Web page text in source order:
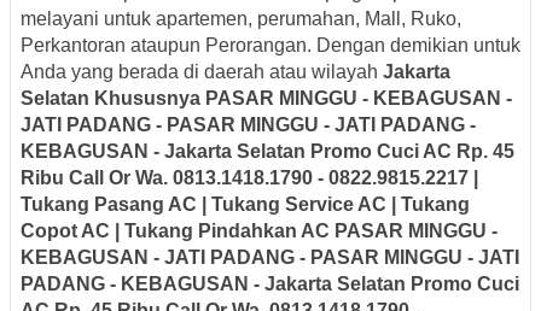
melayani untuk apartemen, perumahan, Mall, Ruko,
Perkantoran ataupun Perorangan. Dengan demikian untuk
Anda yang berada di daerah atau wilayah Jakarta
Selatan Khususnya PASAR MINGGU - KEBAGUSAN -
JATI PADANG - PASAR MINGGU - JATI PADANG -
KEBAGUSAN - Jakarta Selatan Promo Cuci AC Rp. 45
Ribu Call Or Wa. 0813.1418.1790 - 0822.9815.2217 |
Tukang Pasang AC | Tukang Service AC | Tukang
Copot AC | Tukang Pindahkan AC PASAR MINGGU -
KEBAGUSAN - JATI PADANG - PASAR MINGGU - JATI
PADANG - KEBAGUSAN - Jakarta Selatan Promo Cuci